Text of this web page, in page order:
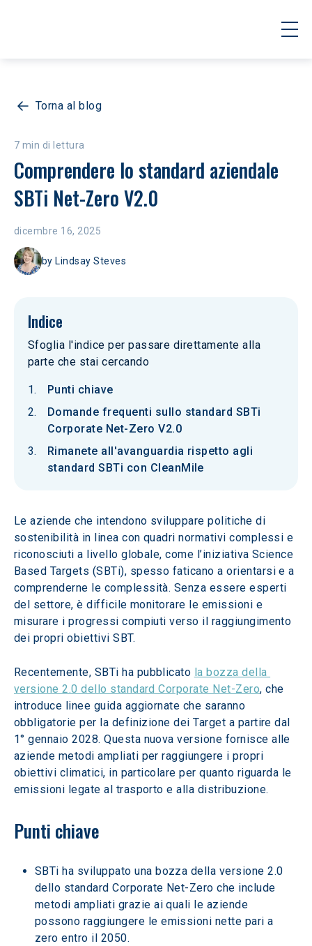
Torna al blog
7 min di lettura
Comprendere lo standard aziendale
SBTi Net-Zero V2.0
dicembre 16, 2025
by Lindsay Steves
Indice
Sfoglia l'indice per passare direttamente alla
parte che stai cercando
Punti chiave
Domande frequenti sullo standard SBTi
Corporate Net-Zero V2.0
Rimanete all'avanguardia rispetto agli
standard SBTi con CleanMile
Le aziende che intendono sviluppare politiche di
sostenibilità in linea con quadri normativi complessi e
riconosciuti a livello globale, come l’iniziativa Science
Based Targets (SBTi), spesso faticano a orientarsi e a
comprenderne le complessità. Senza essere esperti
del settore, è difficile monitorare le emissioni e
misurare i progressi compiuti verso il raggiungimento
dei propri obiettivi SBT.
Recentemente, SBTi ha pubblicato la bozza della
versione 2.0 dello standard Corporate Net-Zero, che
introduce linee guida aggiornate che saranno
obbligatorie per la definizione dei Target a partire dal
1° gennaio 2028. Questa nuova versione fornisce alle
aziende metodi ampliati per raggiungere i propri
obiettivi climatici, in particolare per quanto riguarda le
emissioni legate al trasporto e alla distribuzione.
Punti chiave
SBTi ha sviluppato una bozza della versione 2.0
dello standard Corporate Net-Zero che include
metodi ampliati grazie ai quali le aziende
possono raggiungere le emissioni nette pari a
zero entro il 2050.